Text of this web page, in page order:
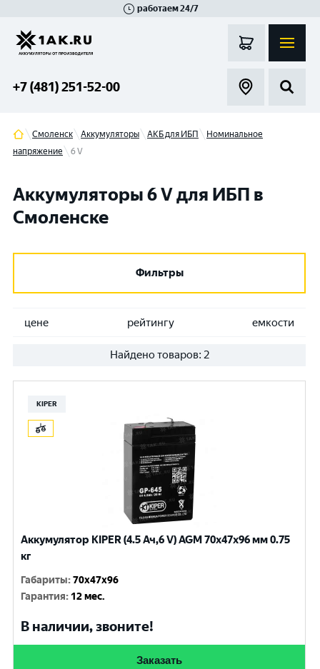
работаем 24/7
+7 (481) 251-52-00
Смоленск Аккумуляторы АКБ для ИБП
Номинальное
напряжение
6 V
Аккумуляторы 6 V для ИБП в
Смоленске
Фильтры
цене рейтингу емкости
Найдено товаров: 2
KIPER
Аккумулятор KIPER (4.5 Ач,6 V) AGM 70x47x96 мм 0.75
кг
Габариты:70x47x96
Гарантия: 12 мес.
В наличии, звоните!
Заказать
Гатчина